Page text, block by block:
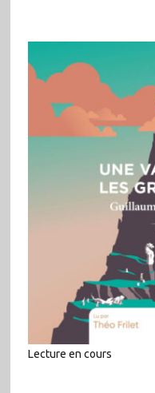
Lecture en cours